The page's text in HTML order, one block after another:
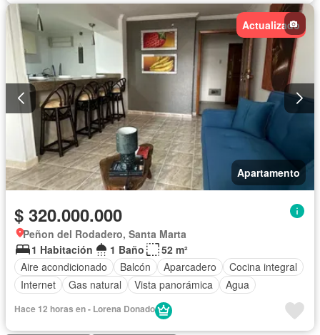
Seguridad privada
Agua
Actualizado
Apartamento
$ 320.000.000
Peñon del Rodadero, Santa Marta
1 Habitación
1 Baño
52 m²
Aire acondicionado
Balcón Aparcadero
Cocina integral
Internet
Gas natural Vista panorámica Agua
Hace 12 horas en - Lorena Donado